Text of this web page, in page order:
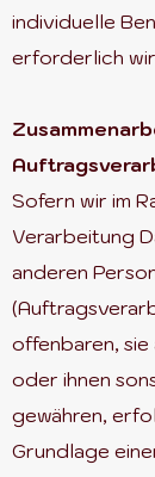
individuelle
erforderlich
Sofern wir im
Verarbeitung
anderen
offenbaren,
oder ihnen
gewähren,
Grundlage